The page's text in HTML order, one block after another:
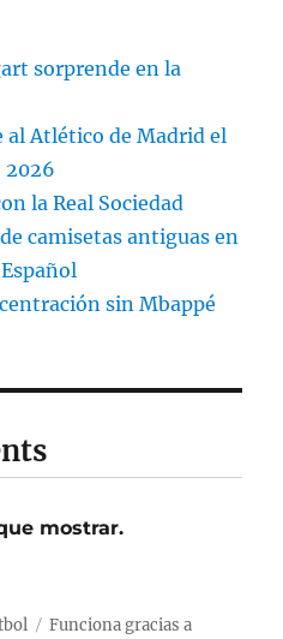
sorprende en la
al Atlético de Madrid el
2026
la Real Sociedad
camisetas antiguas en
sin Mbappé
mostrar.
Funciona gracias a